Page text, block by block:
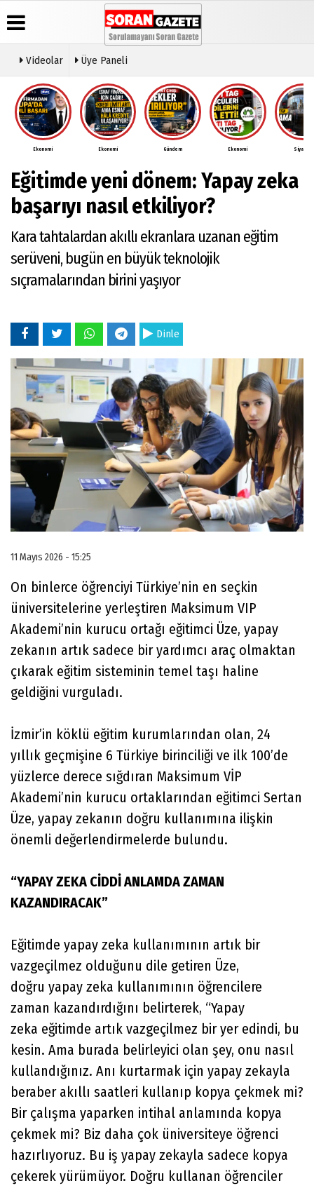
Üye Paneli
Haber
Arşivi
Haberleri
Anketler
Video
Galeri
Künye
İletişim
Çerez
Gizlilik
Videolar Üye Paneli
Ekonomi Ekonomi Gündem Ekonomi Siyaset
Eğitimde yeni dönem: Yapay zeka
başarıyı nasıl etkiliyor?
Kara tahtalardan akıllı ekranlara uzanan eğitim
serüveni, bugün en büyük teknolojik
sıçramalarından birini yaşıyor
Dinle
11 Mayıs 2026 - 15:25
On binlerce öğrenciyi Türkiye’nin en seçkin
üniversitelerine yerleştiren Maksimum VIP
Akademi’nin kurucu ortağı eğitimci Üze, yapay
zekanın artık sadece bir yardımcı araç olmaktan
çıkarak eğitim sisteminin temel taşı haline
geldiğini vurguladı.
İzmir’in köklü eğitim kurumlarından olan, 24
yıllık geçmişine 6 Türkiye birinciliği ve ilk 100’de
yüzlerce derece sığdıran Maksimum VİP
Akademi’nin kurucu ortaklarından eğitimci Sertan
Üze, yapay zekanın doğru kullanımına ilişkin
önemli değerlendirmelerde bulundu.
“YAPAY ZEKA CİDDİ ANLAMDA ZAMAN
KAZANDIRACAK”
Eğitimde yapay zeka kullanımının artık bir
vazgeçilmez olduğunu dile getiren Üze,
doğru yapay zeka kullanımının öğrencilere
zaman kazandırdığını belirterek, “Yapay
zeka eğitimde artık vazgeçilmez bir yer edindi, bu
kesin. Ama burada belirleyici olan şey, onu nasıl
kullandığınız. Anı kurtarmak için yapay zekayla
beraber akıllı saatleri kullanıp kopya çekmek mi?
Bir çalışma yaparken intihal anlamında kopya
çekmek mi? Biz daha çok üniversiteye öğrenci
hazırlıyoruz. Bu iş yapay zekayla sadece kopya
çekerek yürümüyor. Doğru kullanan öğrenciler